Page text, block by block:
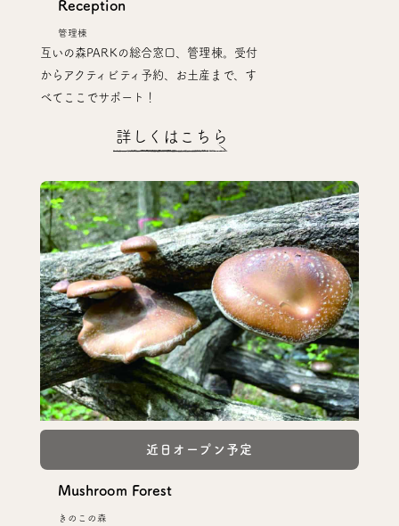
Reception
管理棟
互いの森PARKの総合窓口、管理棟。受付
からアクティビティ予約、お土産まで、す
べてここでサポート！
詳しくはこちら
Mushroom Forest
きのこの森